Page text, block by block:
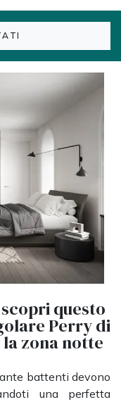
questo
Perry di
zona notte
battenti devono
una perfetta